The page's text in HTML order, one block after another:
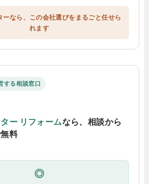
ーなら、この会社選びをまるごと任せら
れます
する相談窓口
ー リフォームなら、相談から
料
◎